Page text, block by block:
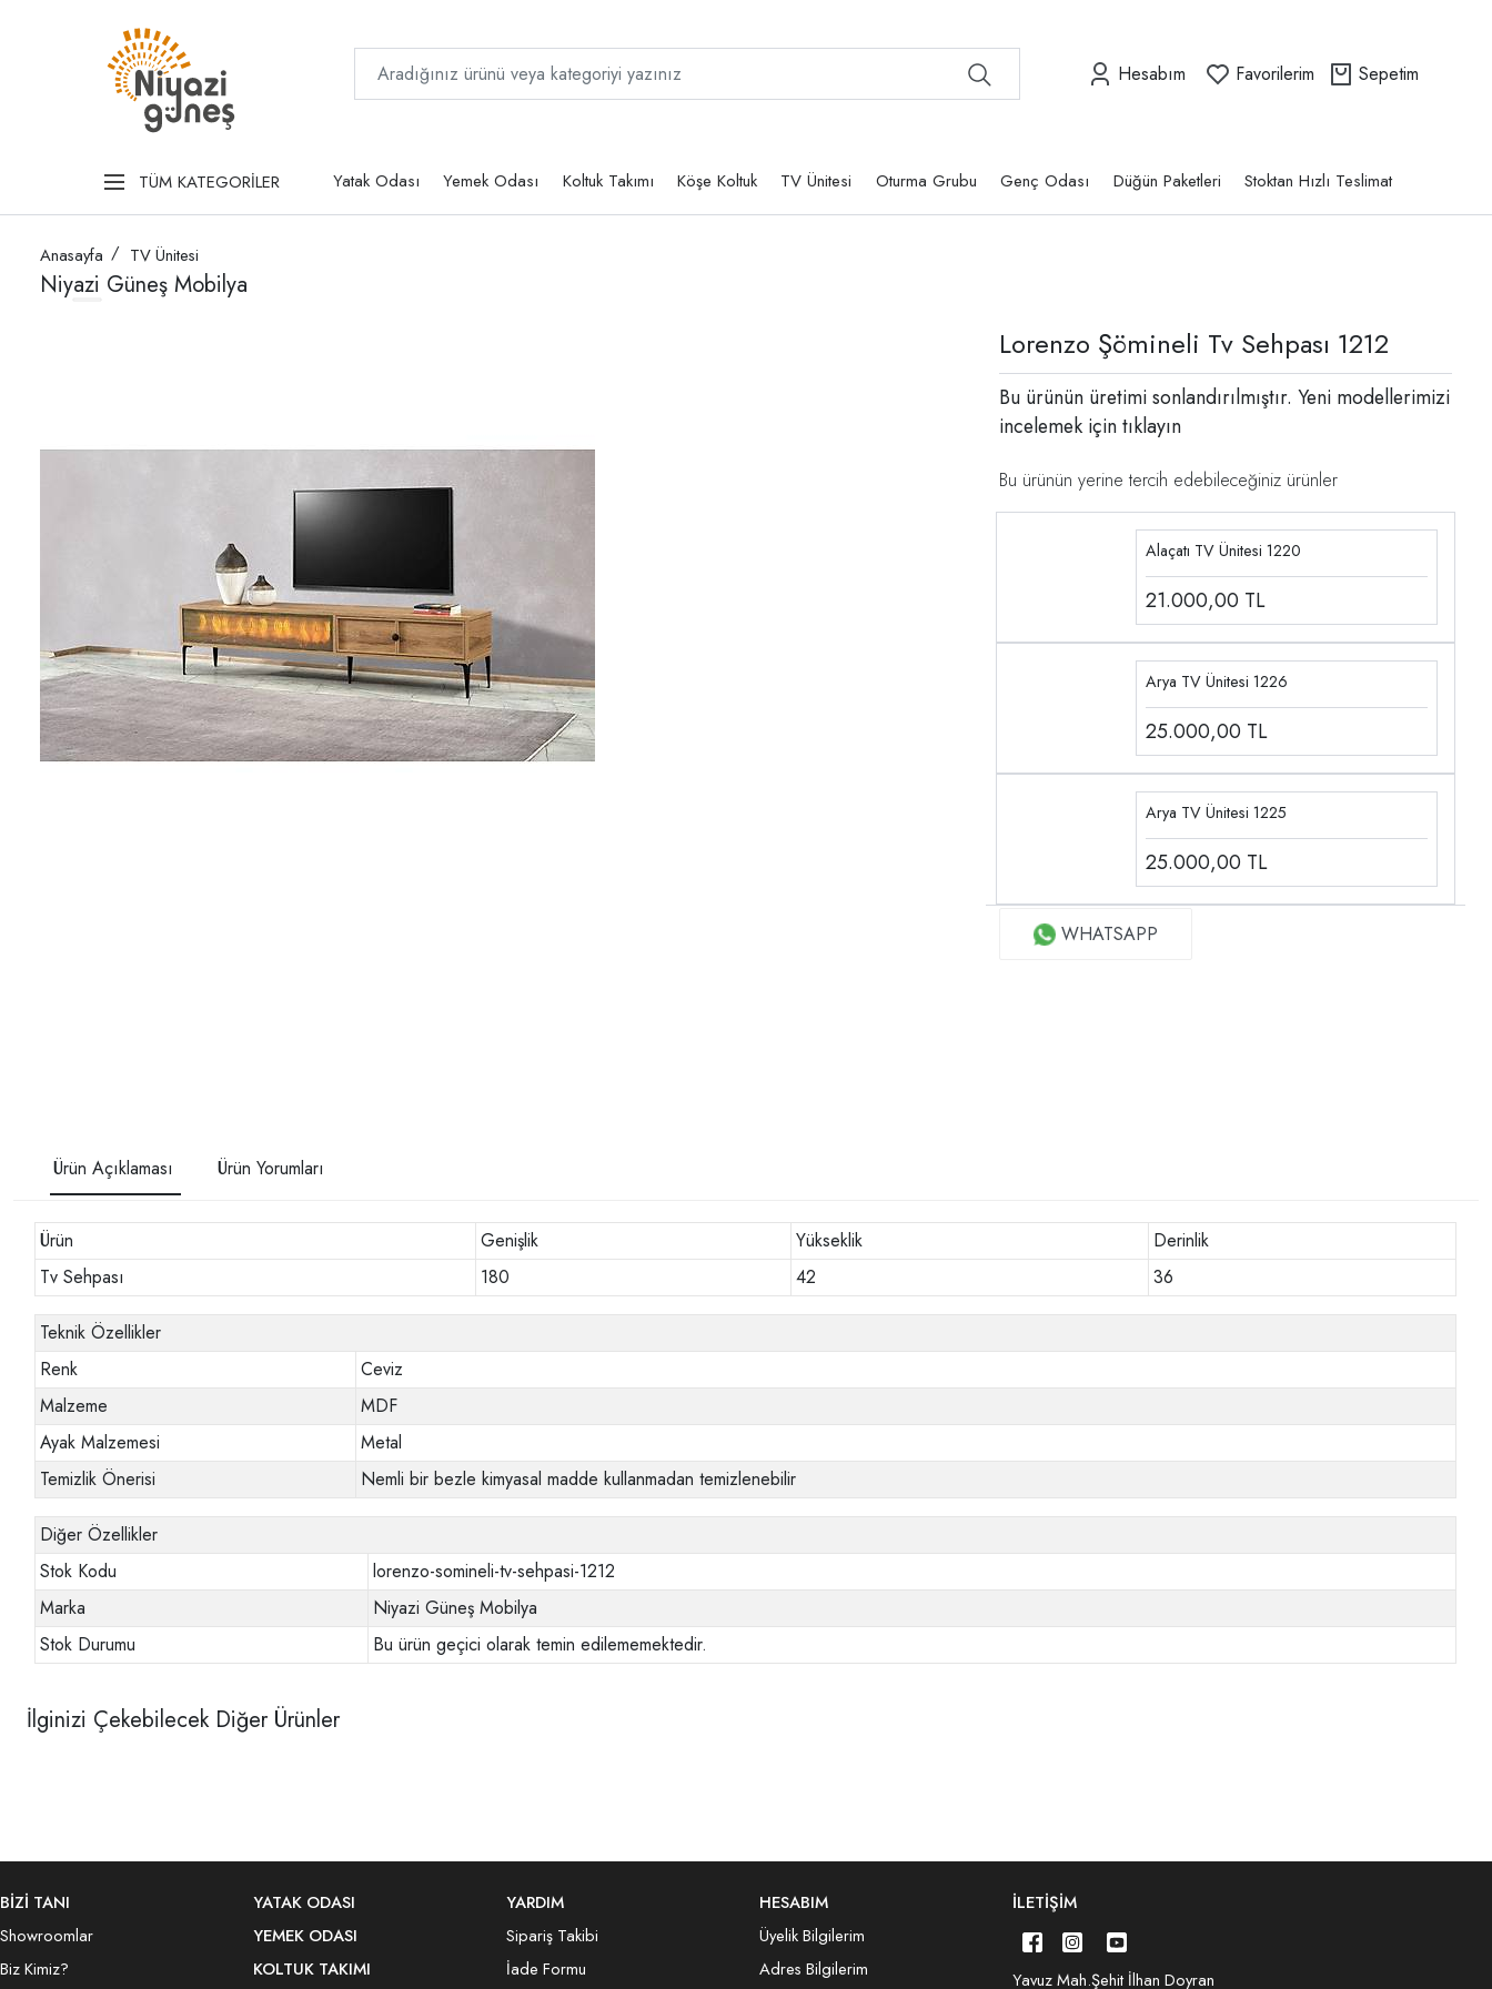
Hesabım Favorilerim Sepetim
TÜM KATEGORİLER Yatak Odası Yemek Odası Koltuk Takımı Köşe Koltuk TV Ünitesi Oturma Grubu Genç Odası Düğün Paketleri Stoktan Hızlı Teslimat
Anasayfa TV Ünitesi
Niyazi Güneş Mobilya
Lorenzo Şömineli Tv Sehpası 1212
Bu ürünün üretimi sonlandırılmıştır. Yeni modellerimizi
incelemek içintıklayın
Bu ürünün yerine tercih edebileceğiniz ürünler
Alaçatı TV Ünitesi 1220
21.000,00 TL
Arya TV Ünitesi 1226
25.000,00 TL
Arya TV Ünitesi 1225
25.000,00 TL
WHATSAPP
Ürün Açıklaması Ürün Yorumları
Ürün Genişlik Yükseklik
Derinlik
Tv Sehpası
180 42 36
Teknik Özellikler
Renk
Ceviz
Malzeme
MDF
Ayak Malzemesi
Metal
Temizlik Önerisi
Nemli bir bezle kimyasal madde kullanmadan temizlenebilir
Diğer Özellikler
Stok Kodu
lorenzo-somineli-tv-sehpasi-1212
Marka
Niyazi Güneş Mobilya
Stok Durumu
Bu ürün geçici olarak temin edilememektedir.
İlginizi Çekebilecek Diğer Ürünler
BİZİ TANI
Showroomlar
Biz Kimiz?
YATAK ODASI
YEMEK ODASI
KOLTUK TAKIMI
YARDIM
Sipariş Takibi
İade Formu
HESABIM
Üyelik Bilgilerim
Adres Bilgilerim
İLETIŞIM
Yavuz Mah.Şehit İlhan Doyran